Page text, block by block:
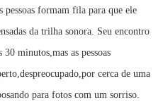
pessoas formam fila para que ele
da trilha sonora. Seu encontro
minutos,mas as pessoas
cerca de uma
para fotos com um sorriso.